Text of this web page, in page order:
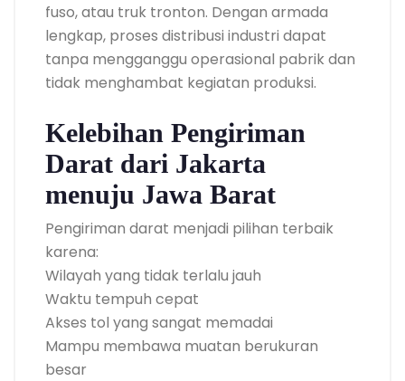
fuso, atau truk tronton. Dengan armada
lengkap, proses distribusi industri dapat
tanpa mengganggu operasional pabrik dan
tidak menghambat kegiatan produksi.
Kelebihan Pengiriman
Darat dari Jakarta
menuju Jawa Barat
Pengiriman darat menjadi pilihan terbaik
karena:
Wilayah yang tidak terlalu jauh
Waktu tempuh cepat
Akses tol yang sangat memadai
Mampu membawa muatan berukuran
besar